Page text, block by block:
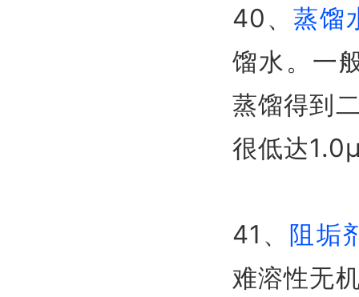
40、 蒸馏
馏水。一
蒸馏得到
很低达
41、 阻垢
难溶性无